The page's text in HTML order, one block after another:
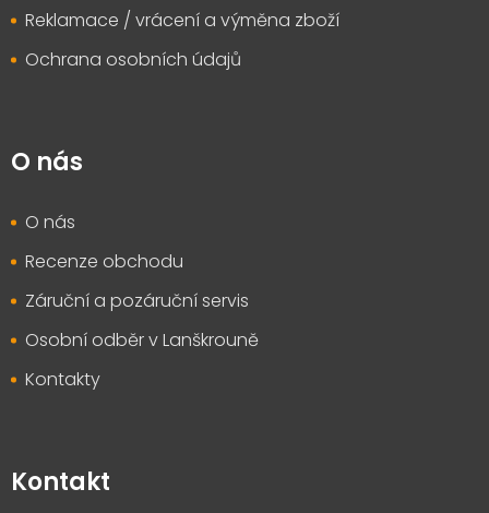
Reklamace / vrácení a výměna zboží
Ochrana osobních údajů
O nás
O nás
Recenze obchodu
Záruční a pozáruční servis
Osobní odběr v Lanškrouně
Kontakty
Kontakt